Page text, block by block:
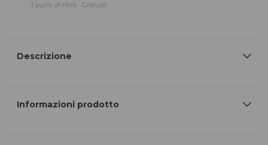
3 punti di ritiro · Gratuito
Descrizione
Informazioni prodotto